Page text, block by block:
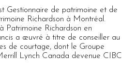
Gestionnaire de patrimoine et de
Richardson à Montréal.
Patrimoine Richardson en
a œuvré à titre de conseiller au
de courtage, dont le Groupe
Lynch Canada devenue CIBC